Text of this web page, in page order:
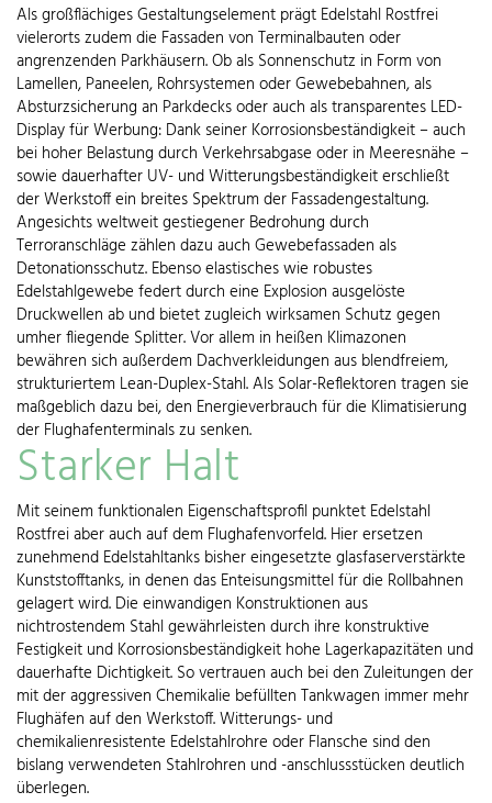
Als großflächiges Gestaltungselement prägt Edelstahl Rostfrei
vielerorts zudem die Fassaden von Terminalbauten oder
angrenzenden Parkhäusern. Ob als Sonnenschutz in Form von
Lamellen, Paneelen, Rohrsystemen oder Gewebebahnen, als
Absturzsicherung an Parkdecks oder auch als transparentes LED-
Display für Werbung: Dank seiner Korrosionsbeständigkeit – auch
bei hoher Belastung durch Verkehrsabgase oder in Meeresnähe –
sowie dauerhafter UV- und Witterungsbeständigkeit erschließt
der Werkstoff ein breites Spektrum der Fassadengestaltung.
Angesichts weltweit gestiegener Bedrohung durch
Terroranschläge zählen dazu auch Gewebefassaden als
Detonationsschutz. Ebenso elastisches wie robustes
Edelstahlgewebe federt durch eine Explosion ausgelöste
Druckwellen ab und bietet zugleich wirksamen Schutz gegen
umher fliegende Splitter. Vor allem in heißen Klimazonen
bewähren sich außerdem Dachverkleidungen aus blendfreiem,
strukturiertem Lean-Duplex-Stahl. Als Solar-Reflektoren tragen sie
maßgeblich dazu bei, den Energieverbrauch für die Klimatisierung
der Flughafenterminals zu senken.
Starker Halt
Mit seinem funktionalen Eigenschaftsprofil punktet Edelstahl
Rostfrei aber auch auf dem Flughafenvorfeld. Hier ersetzen
zunehmend Edelstahltanks bisher eingesetzte glasfaserverstärkte
Kunststofftanks, in denen das Enteisungsmittel für die Rollbahnen
gelagert wird. Die einwandigen Konstruktionen aus
nichtrostendem Stahl gewährleisten durch ihre konstruktive
Festigkeit und Korrosionsbeständigkeit hohe Lagerkapazitäten und
dauerhafte Dichtigkeit. So vertrauen auch bei den Zuleitungen der
mit der aggressiven Chemikalie befüllten Tankwagen immer mehr
Flughäfen auf den Werkstoff. Witterungs- und
chemikalienresistente Edelstahlrohre oder Flansche sind den
bislang verwendeten Stahlrohren und -anschlussstücken deutlich
überlegen.